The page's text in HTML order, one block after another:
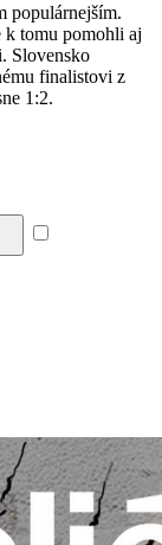
populárnejším.
k tomu pomohli aj
Slovensko
finalistovi z
1:2.